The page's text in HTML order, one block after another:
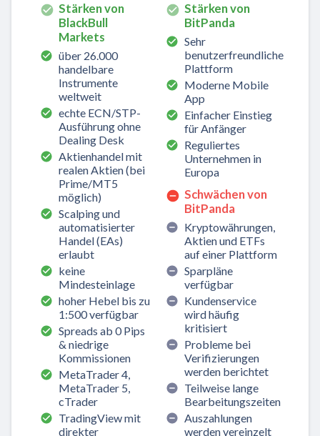
Stärken von
BlackBull
Markets
über 26.000
handelbare
Instrumente
weltweit
echte ECN/STP-
Ausführung ohne
Dealing Desk
Aktienhandel mit
realen Aktien (bei
Prime/MT5
möglich)
Scalping und
automatisierter
Handel (EAs)
erlaubt
keine
Mindesteinlage
hoher Hebel bis zu
1:500 verfügbar
Spreads ab 0 Pips
& niedrige
Kommissionen
MetaTrader 4,
MetaTrader 5,
cTrader
TradingView mit
direkter
Stärken von
BitPanda
Sehr
benutzerfreundliche
Plattform
Moderne Mobile
App
Einfacher Einstieg
für Anfänger
Reguliertes
Unternehmen in
Europa
Schwächen von
BitPanda
Kryptowährungen,
Aktien und ETFs
auf einer Plattform
Sparpläne
verfügbar
Kundenservice
wird häufig
kritisiert
Probleme bei
Verifizierungen
werden berichtet
Teilweise lange
Bearbeitungszeiten
Auszahlungen
werden vereinzelt